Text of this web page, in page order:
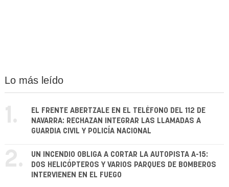
Lo más leído
1.
EL FRENTE ABERTZALE EN EL TELÉFONO DEL 112 DE
NAVARRA: RECHAZAN INTEGRAR LAS LLAMADAS A
GUARDIA CIVIL Y POLICÍA NACIONAL
2.
UN INCENDIO OBLIGA A CORTAR LA AUTOPISTA A-15:
DOS HELICÓPTEROS Y VARIOS PARQUES DE BOMBEROS
INTERVIENEN EN EL FUEGO